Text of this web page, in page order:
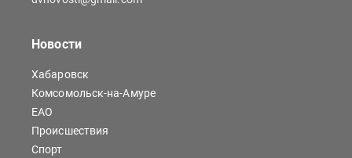
Новости
Хабаровск
Комсомольск-на-Амуре
ЕАО
Происшествия
Спорт